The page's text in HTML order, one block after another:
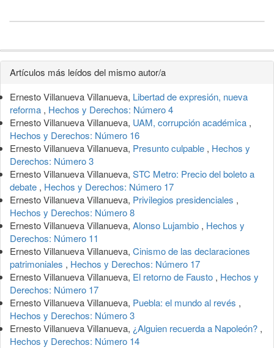
Detalles
del
artículo
Artículos más leídos del mismo autor/a
Ernesto Villanueva Villanueva, Libertad de expresión, nueva
reforma , Hechos y Derechos: Número 4
Ernesto Villanueva Villanueva, UAM, corrupción académica ,
Hechos y Derechos: Número 16
Ernesto Villanueva Villanueva, Presunto culpable , Hechos y
Derechos: Número 3
Ernesto Villanueva Villanueva, STC Metro: Precio del boleto a
debate , Hechos y Derechos: Número 17
Ernesto Villanueva Villanueva, Privilegios presidenciales ,
Hechos y Derechos: Número 8
Ernesto Villanueva Villanueva, Alonso Lujambio , Hechos y
Derechos: Número 11
Ernesto Villanueva Villanueva, Cinismo de las declaraciones
patrimoniales , Hechos y Derechos: Número 17
Ernesto Villanueva Villanueva, El retorno de Fausto , Hechos y
Derechos: Número 17
Ernesto Villanueva Villanueva, Puebla: el mundo al revés ,
Hechos y Derechos: Número 3
Ernesto Villanueva Villanueva, ¿Alguien recuerda a Napoleón? ,
Hechos y Derechos: Número 14